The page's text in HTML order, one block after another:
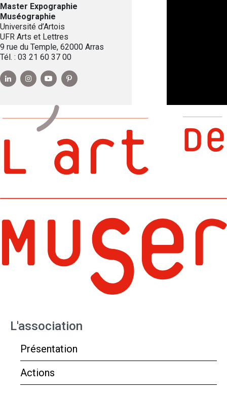
Master Expographie
Muséographie
Université d’Artois
UFR Arts et Lettres
9 rue du Temple, 62000 Arras
Tél. : 03 21 60 37 00
L'association
Présentation
Actions